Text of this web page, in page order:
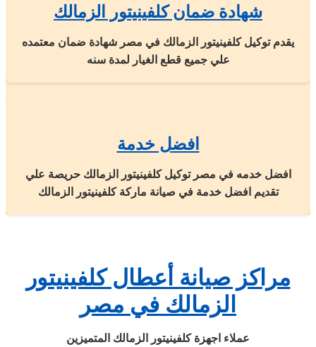
شهادة ضمان كلفينيتور الزمالك
يقدم توكيل كلفينيتور الزمالك في مصر شهادة ضمان معتمده
علي جميع قطع الغيار لمدة سنه
افضل خدمة
افضل خدمه في مصر توكيل كلفينيتور الزمالك حريصة علي
تقديم افضل خدمة في صيانة ماركة كلفينيتور الزمالك
مراكز صيانة أعطال كلفينيتور
الزمالك في مصر
عملاء اجهزة كلفينيتور الزمالك المتميزين